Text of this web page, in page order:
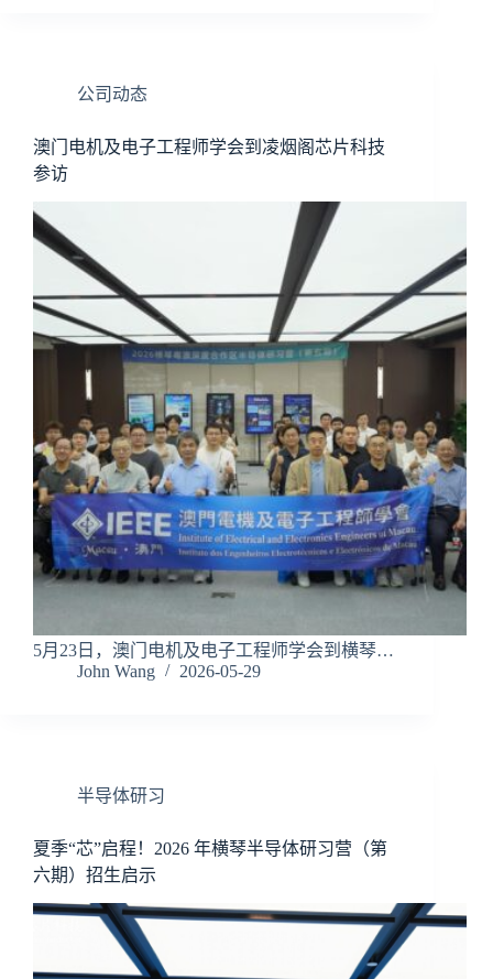
公司动态
澳门电机及电子工程师学会到凌烟阁芯片科技
参访
5月23日，澳门电机及电子工程师学会到横琴…
John Wang
2026-05-29
半导体研习
夏季“芯”启程！2026 年横琴半导体研习营（第
六期）招生启示